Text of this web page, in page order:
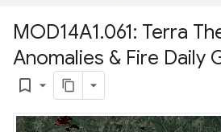
MOD14A1.061: Terra
Anomalies & Fire Daily
bookmark_border